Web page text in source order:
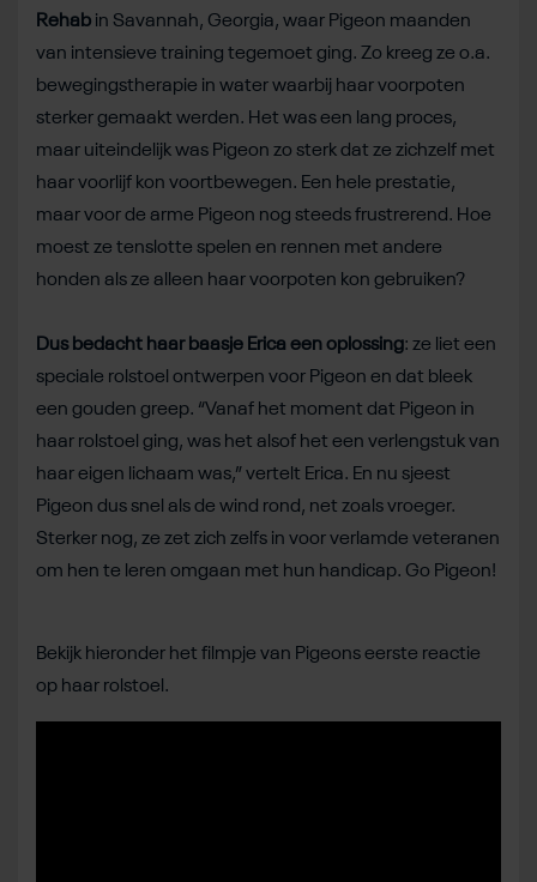
Rehab in Savannah, Georgia, waar Pigeon maanden
van intensieve training tegemoet ging. Zo kreeg ze o.a.
bewegingstherapie in water waarbij haar voorpoten
sterker gemaakt werden. Het was een lang proces,
maar uiteindelijk was Pigeon zo sterk dat ze zichzelf met
haar voorlijf kon voortbewegen. Een hele prestatie,
maar voor de arme Pigeon nog steeds frustrerend. Hoe
moest ze tenslotte spelen en rennen met andere
honden als ze alleen haar voorpoten kon gebruiken?
Dus bedacht haar baasje Erica een oplossing: ze liet een
speciale rolstoel ontwerpen voor Pigeon en dat bleek
een gouden greep. “Vanaf het moment dat Pigeon in
haar rolstoel ging, was het alsof het een verlengstuk van
haar eigen lichaam was,” vertelt Erica. En nu sjeest
Pigeon dus snel als de wind rond, net zoals vroeger.
Sterker nog, ze zet zich zelfs in voor verlamde veteranen
om hen te leren omgaan met hun handicap. Go Pigeon!
Bekijk hieronder het filmpje van Pigeons eerste reactie
op haar rolstoel.